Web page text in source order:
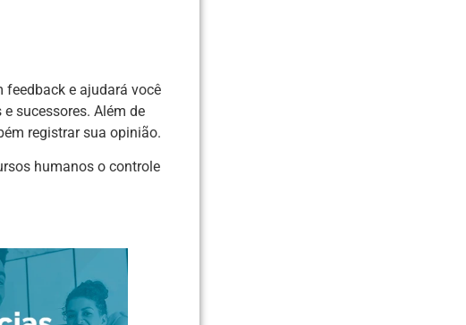
feedback e ajudará você
sucessores. Além de
registrar sua opinião.
humanos o controle